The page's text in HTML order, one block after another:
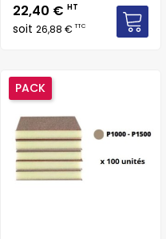
Prix
22,40 € HT
soit 26,88 €TTC
PACK